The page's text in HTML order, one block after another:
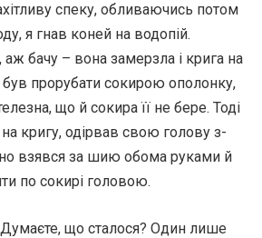
спеку, обливаючись потом
я гнав коней на водопій.
аж бачу – вона замерзла і крига на
був прорубати сокирою ополонку,
що й сокира її не бере. Тоді
кригу, одірвав свою голову з-
взявся за шию обома руками й
по сокирі головою.
Думаєте, що сталося? Один лише